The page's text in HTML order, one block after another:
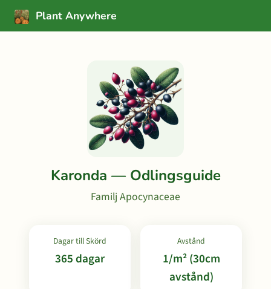
Plant Anywhere
Karonda — Odlingsguide
Familj Apocynaceae
Dagar till Skörd
365 dagar
Avstånd
1/m² (30cm
avstånd)